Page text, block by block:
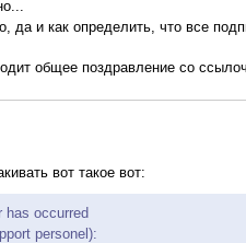
да и как определить, что все
общее поздравление со
вот такое вот:
has occurred
personel):